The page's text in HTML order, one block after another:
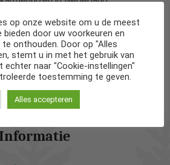
in België
in Frankrijk
in Spanje
Informatie
op onze website om u de meest
bieden door uw voorkeuren en
onthouden. Door op "Alles
stemt u in met het gebruik van
echter naar "Cookie-instellingen"
toestemming te geven.
Alles accepteren